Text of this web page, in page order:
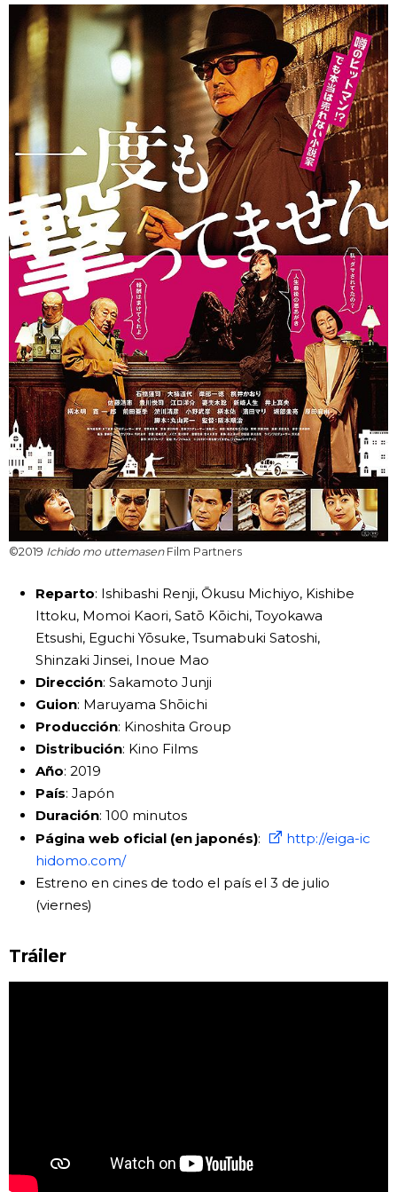
©2019 Ichido mo uttemasen Film Partners
Reparto: Ishibashi Renji, Ōkusu Michiyo, Kishibe
Ittoku, Momoi Kaori, Satō Kōichi, Toyokawa
Etsushi, Eguchi Yōsuke, Tsumabuki Satoshi,
Shinzaki Jinsei, Inoue Mao
Dirección: Sakamoto Junji
Guion: Maruyama Shōichi
Producción: Kinoshita Group
Distribución: Kino Films
Año: 2019
País: Japón
Duración: 100 minutos
Página web oficial (en japonés):
http://eiga-ic
hidomo.com/
Estreno en cines de todo el país el 3 de julio
(viernes)
Tráiler